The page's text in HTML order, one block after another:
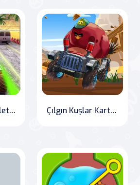
ATV Quad Bisiklet Trafik Yarışı Çılgın Kuşlar Kart Gizli Yıldızlar